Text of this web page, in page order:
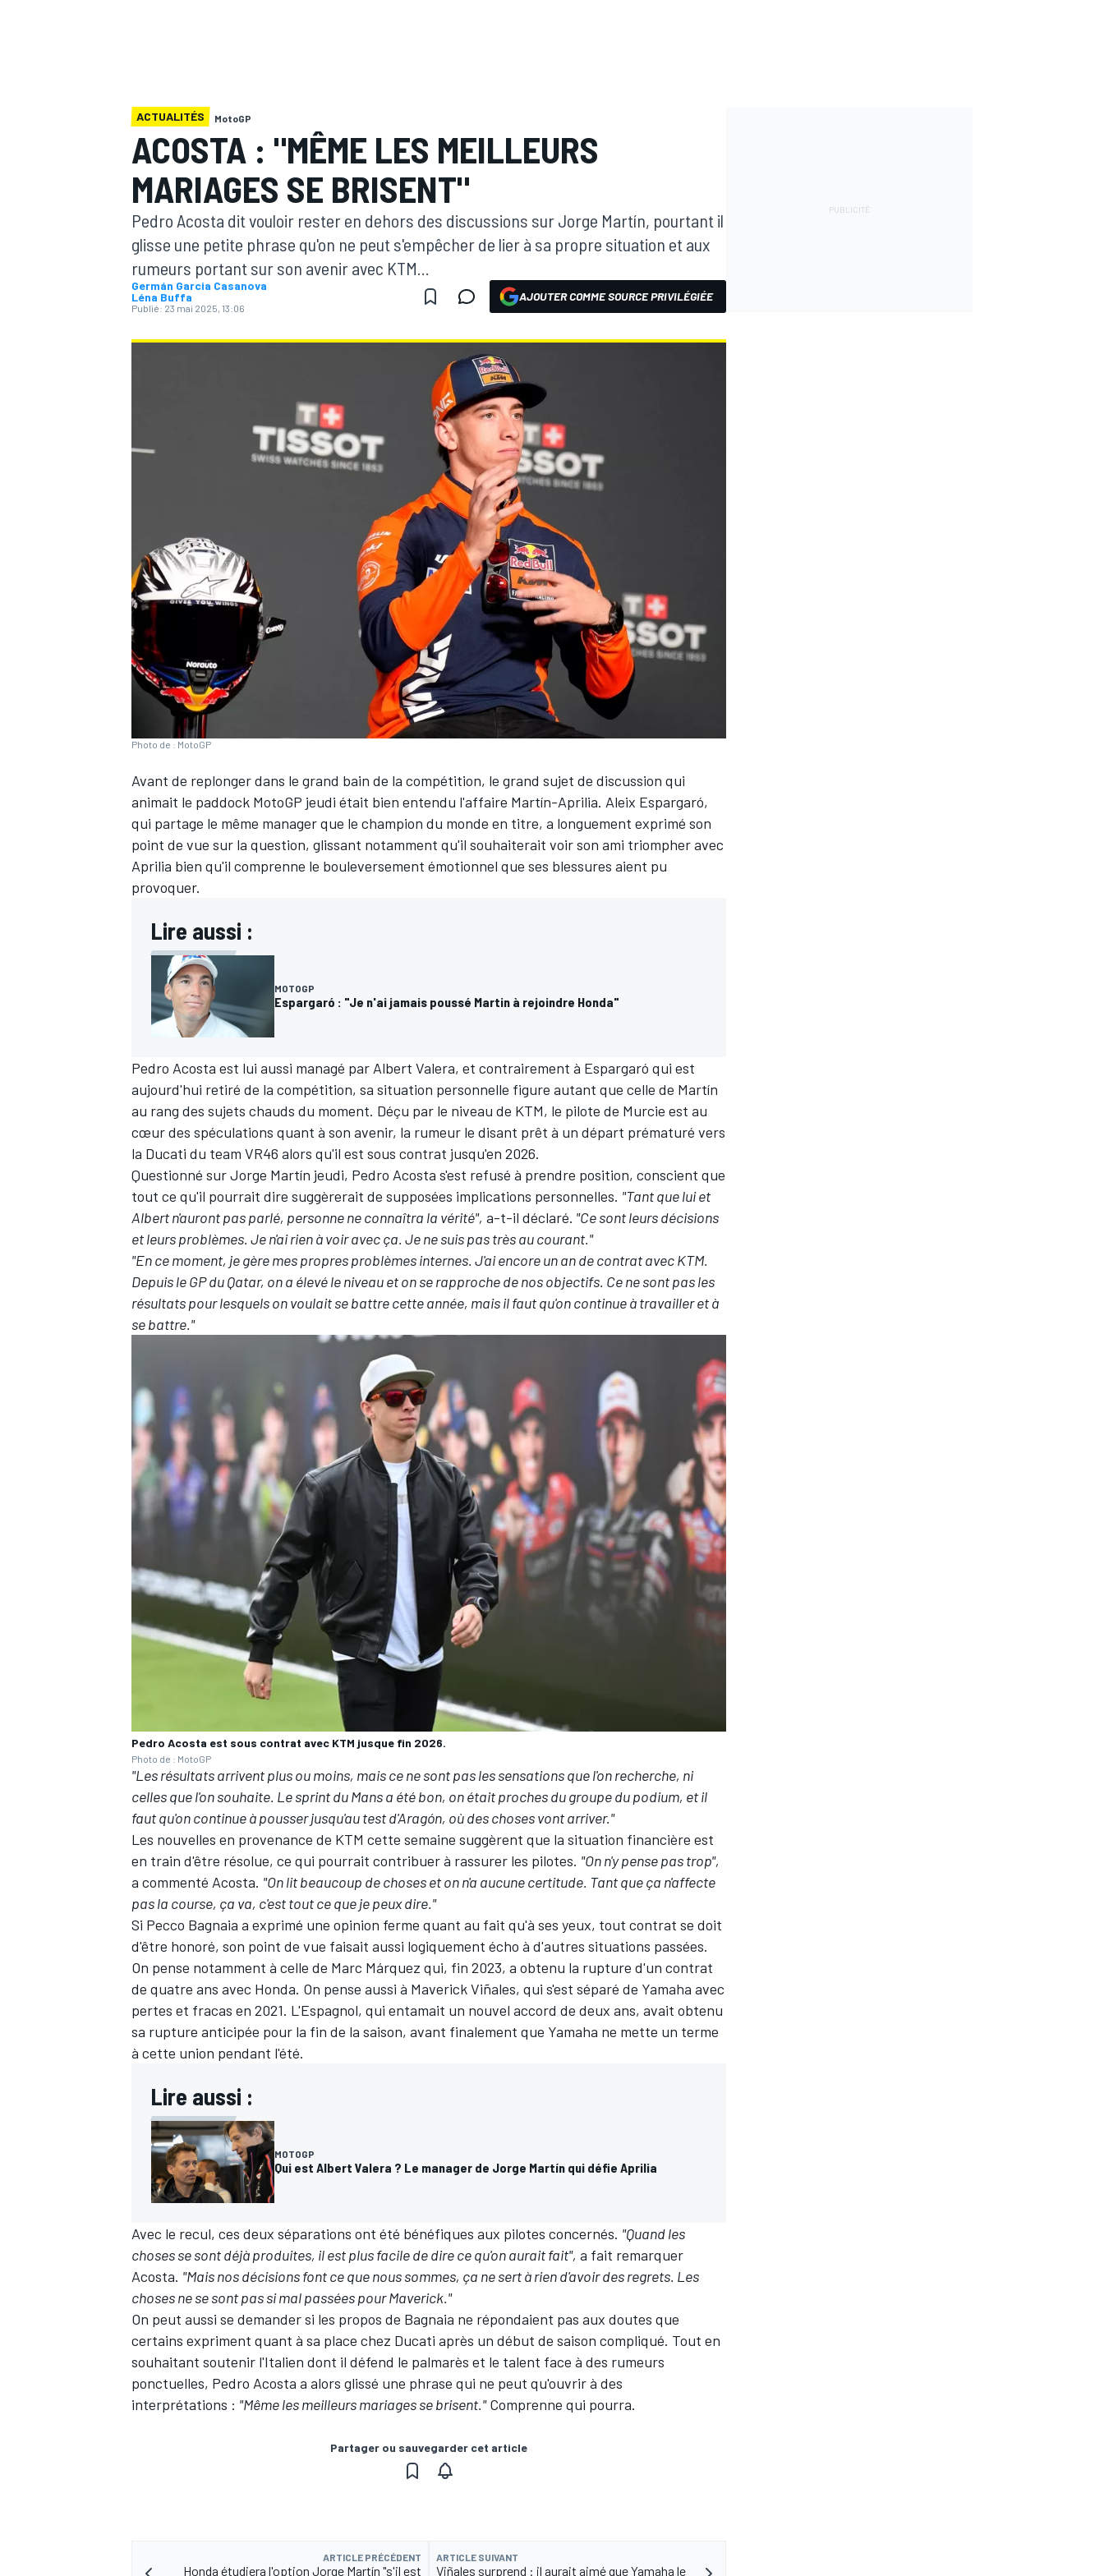
MOTOGP
WEC
AUTRES CHAMPIONNATS
ACTUALITÉS MotoGP
ACOSTA : "MÊME LES MEILLEURS
MARIAGES SE BRISENT"
Pedro Acosta dit vouloir rester en dehors des discussions sur Jorge Martín, pourtant il
glisse une petite phrase qu'on ne peut s'empêcher de lier à sa propre situation et aux
rumeurs portant sur son avenir avec KTM...
Germán Garcia Casanova
Léna Buffa
Publié: 23 mai 2025, 13:06
AJOUTER COMME SOURCE PRIVILÉGIÉE
Photo de : MotoGP
Avant de replonger dans le grand bain de la compétition, le grand sujet de discussion qui
animait le paddock MotoGP jeudi était bien entendu l'affaire Martín-Aprilia. Aleix Espargaró,
qui partage le même manager que le champion du monde en titre, a longuement exprimé son
point de vue sur la question, glissant notamment qu'il souhaiterait voir son ami triompher avec
Aprilia bien qu'il comprenne le bouleversement émotionnel que ses blessures aient pu
provoquer.
Lire aussi :
MOTOGP
Espargaró : "Je n'ai jamais poussé Martin à rejoindre Honda"
Pedro Acosta est lui aussi managé par Albert Valera, et contrairement à Espargaró qui est
aujourd'hui retiré de la compétition, sa situation personnelle figure autant que celle de Martín
au rang des sujets chauds du moment. Déçu par le niveau de KTM, le pilote de Murcie est au
cœur des spéculations quant à son avenir, la rumeur le disant prêt à un départ prématuré vers
la Ducati du team VR46 alors qu'il est sous contrat jusqu'en 2026.
Questionné surJorge Martín jeudi, Pedro Acosta s'est refusé à prendre position, conscient que
tout ce qu'il pourrait dire suggèrerait de supposées implications personnelles. "Tant que lui et
Albert n'auront pas parlé, personne ne connaîtra la vérité", a-t-il déclaré. "Ce sont leurs décisions
et leurs problèmes. Je n'ai rien à voir avec ça. Je ne suis pas très au courant."
"En ce moment, je gère mes propres problèmes internes. J'ai encore un an de contrat avec KTM.
Depuis le GP du Qatar, on a élevé le niveau et on se rapproche de nos objectifs. Ce ne sont pas les
résultats pour lesquels on voulait se battre cette année, mais il faut qu'on continue à travailler et à
se battre."
Pedro Acosta est sous contrat avec KTM jusque fin 2026.
Photo de : MotoGP
"Les résultats arrivent plus ou moins, mais ce ne sont pas les sensations que l'on recherche, ni
celles que l'on souhaite. Le sprint du Mans a été bon, on était proches du groupe du podium, et il
faut qu'on continue à pousser jusqu'au test d'Aragón, où des choses vont arriver."
Les nouvelles en provenance de KTM cette semaine suggèrent que la situation financière est
en train d'être résolue, ce qui pourrait contribuer à rassurer les pilotes. "On n'y pense pas trop",
a commenté Acosta. "On lit beaucoup de choses et on n'a aucune certitude. Tant que ça n'affecte
pas la course, ça va, c'est tout ce que je peux dire."
Si Pecco Bagnaia a exprimé une opinion ferme quant au fait qu'à ses yeux, tout contrat se doit
d'être honoré, son point de vue faisait aussi logiquement écho à d'autres situations passées.
On pense notamment à celle de Marc Márquez qui, fin 2023, a obtenu la rupture d'un contrat
de quatre ans avec Honda. On pense aussi à Maverick Viñales, qui s'est séparé de Yamaha avec
pertes et fracas en 2021. L'Espagnol, qui entamait un nouvel accord de deux ans, avait obtenu
sa rupture anticipée pour la fin de la saison, avant finalement que Yamaha ne mette un terme
à cette union pendant l'été.
Lire aussi :
MOTOGP
Qui est Albert Valera ? Le manager de Jorge Martín qui défie Aprilia
Avec le recul, ces deux séparations ont été bénéfiques aux pilotes concernés. "Quand les
choses se sont déjà produites, il est plus facile de dire ce qu'on aurait fait", a fait remarquer
Acosta. "Mais nos décisions font ce que nous sommes, ça ne sert à rien d'avoir des regrets. Les
choses ne se sont pas si mal passées pour Maverick."
On peut aussi se demander si les propos de Bagnaia ne répondaient pas aux doutes que
certains expriment quant à sa place chez Ducati après un début de saison compliqué. Tout en
souhaitant soutenir l'Italien dont il défend le palmarès et le talent face à des rumeurs
ponctuelles, Pedro Acosta a alors glissé une phrase qui ne peut qu'ouvrir à des
interprétations : "Même les meilleurs mariages se brisent."Comprenne qui pourra.
Partager ou sauvegarder cet article
ARTICLE PRÉCÉDENT
Honda étudiera l'option Jorge Martín "s'il est
ARTICLE SUIVANT
Viñales surprend : il aurait aimé que Yamaha le